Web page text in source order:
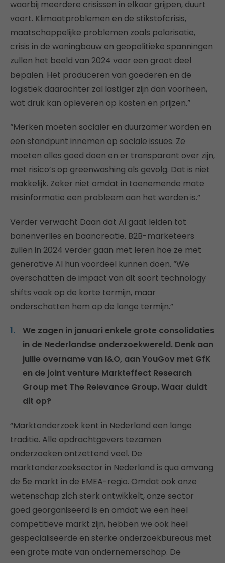
waarbij meerdere crisissen in elkaar grijpen, duurt
voort. Klimaatproblemen en de stikstofcrisis,
maatschappelijke problemen zoals polarisatie,
crisis in de woningbouw en geopolitieke spanningen
zullen het beeld van 2024 voor een groot deel
bepalen. Het produceren van goederen en de
logistiek daarachter zal lastiger zijn dan voorheen,
wat druk kan opleveren op kosten en prijzen.”
“Merken moeten socialer en duurzamer worden en
een standpunt innemen op sociale issues. Ze
moeten alles goed doen en er transparant over zijn,
met risico’s op greenwashing als gevolg. Dat is niet
makkelijk. Zeker niet omdat in toenemende mate
misinformatie een probleem aan het worden is.”
Verder verwacht Daan dat AI gaat leiden tot
banenverlies en baancreatie. B2B-marketeers
zullen in 2024 verder gaan met leren hoe ze met
generative AI hun voordeel kunnen doen. “We
overschatten de impact van dit soort technology
shifts vaak op de korte termijn, maar
onderschatten hem op de lange termijn.”
We zagen in januari enkele grote consolidaties
in de Nederlandse onderzoekwereld. Denk aan
jullie overname van I&O, aan YouGov met GfK
en de joint venture Markteffect Research
Group met The Relevance Group. Waar duidt
dit op?
“Marktonderzoek kent in Nederland een lange
traditie. Alle opdrachtgevers tezamen
onderzoeken ontzettend veel. De
marktonderzoeksector in Nederland is qua omvang
de 5e markt in de EMEA-regio. Omdat ook onze
wetenschap zich sterk ontwikkelt, onze sector
goed georganiseerd is en omdat we een heel
competitieve markt zijn, hebben we ook heel
gespecialiseerde en sterke onderzoekbureaus met
een grote mate van ondernemerschap. De